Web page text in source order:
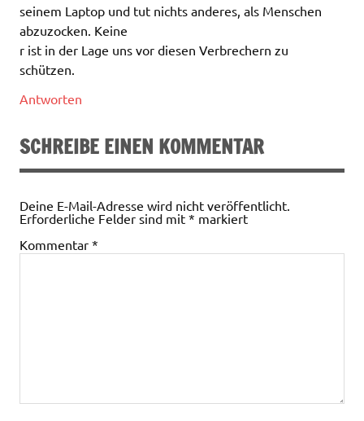
seinem Laptop und tut nichts anderes, als Menschen
abzuzocken. Keine
r ist in der Lage uns vor diesen Verbrechern zu
schützen.
Antworten
SCHREIBE EINEN KOMMENTAR
Deine E-Mail-Adresse wird nicht veröffentlicht.
Erforderliche Felder sind mit * markiert
Kommentar *